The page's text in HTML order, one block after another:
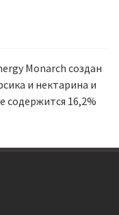
Monarch создан
и нектарина и
содержится 16,2%